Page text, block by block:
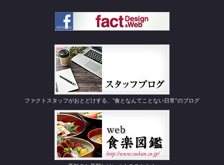
ファクトスタッフがおとどけする、"食となんてことない日常”のブログ